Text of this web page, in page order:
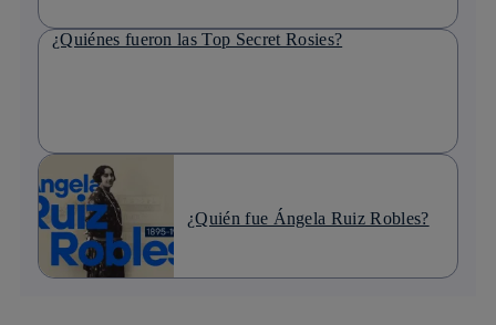
¿Quiénes fueron las Top Secret Rosies?
¿Quién fue Ángela Ruiz Robles?